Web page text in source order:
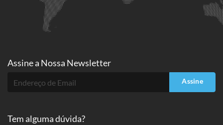
Assine a Nossa Newsletter
Assine
Tem alguma dúvida?